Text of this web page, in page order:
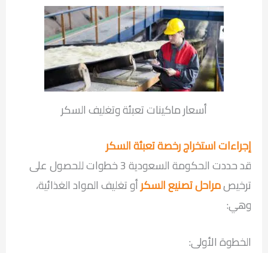
أسعار ماكينات تعبئة وتغليف السكر
إجراءات استخراج رخصة تعبئة السكر
قد حددت الحكومة السعودية 3 خطوات للحصول على
ترخيصمراحل تصنيع السكرأو تغليف المواد الغذائية،
وهي:
الخطوة الأولى: